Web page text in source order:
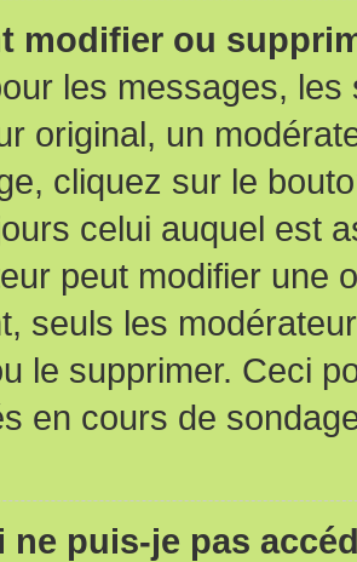
modifier ou
les messages,
original, un
cliquez sur le
celui auquel est
peut modifier une
seuls les
le supprimer. Ceci
en cours de
ne puis-je pas